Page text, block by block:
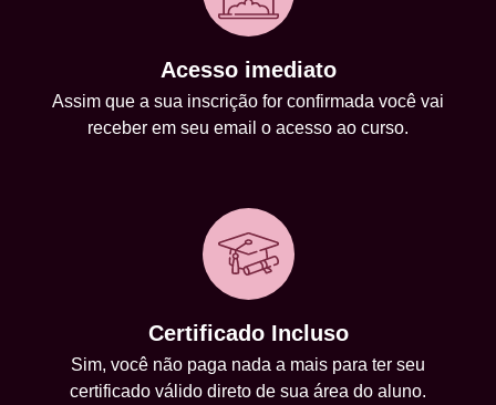
Acesso imediato
Assim que a sua inscrição for confirmada você vai
receber em seu email o acesso ao curso.
Certificado Incluso
Sim, você não paga nada a mais para ter seu
certificado válido direto de sua área do aluno.